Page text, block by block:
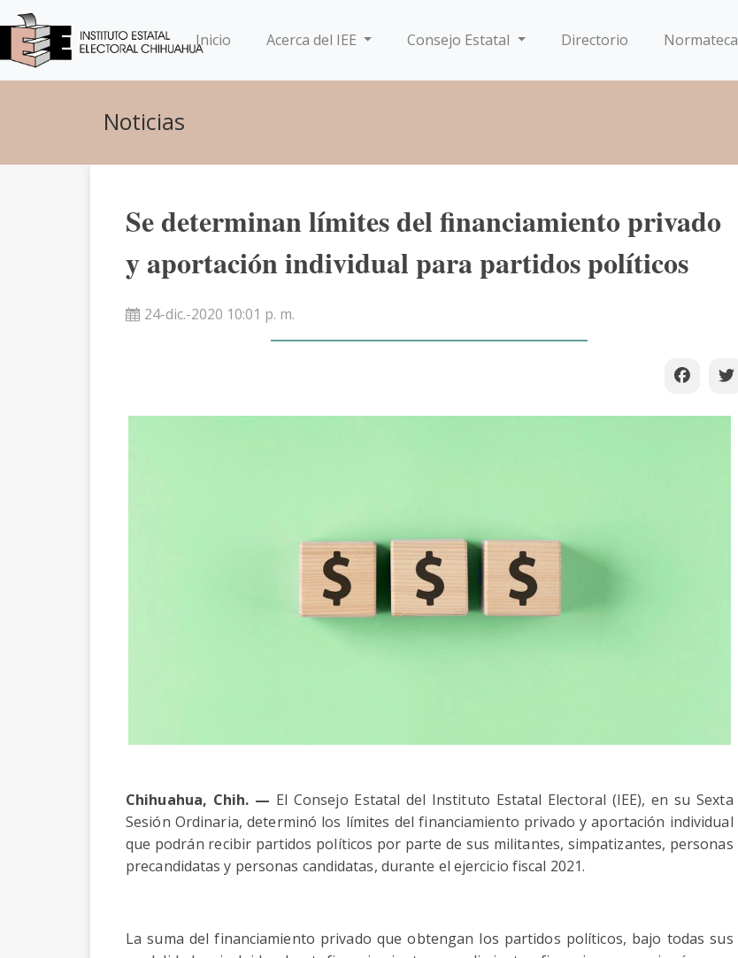
Inicio(current)Acerca del IEE Consejo Estatal Directorio Normateca
Noticias
Se determinan límites del financiamiento privado
y aportación individual para partidos políticos
24-dic.-2020 10:01 p. m.
Chihuahua, Chih. — El Consejo Estatal del Instituto Estatal Electoral (IEE), en su Sexta
Sesión Ordinaria, determinó los límites del financiamiento privado y aportación individual
que podrán recibir partidos políticos por parte de sus militantes, simpatizantes, personas
precandidatas y personas candidatas, durante el ejercicio fiscal 2021.
La suma del financiamiento privado que obtengan los partidos políticos, bajo todas sus